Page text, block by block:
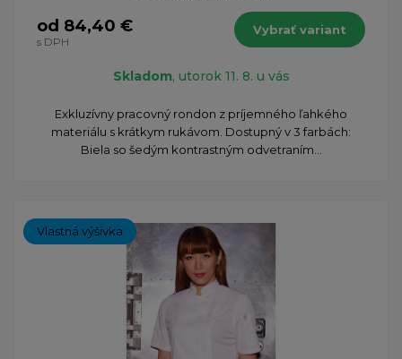
od 84,40 €
s DPH
Vybrať variant
Skladom, utorok 11. 8. u vás
Exkluzívny pracovný rondon z príjemného ľahkého
materiálu s krátkym rukávom. Dostupný v 3 farbách:
Biela so šedým kontrastným odvetraním...
Vlastná výšivka